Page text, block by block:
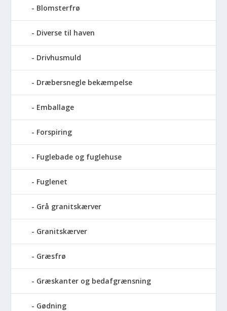
Blomsterfrø
Diverse til haven
Drivhusmuld
Dræbersnegle bekæmpelse
Emballage
Forspiring
Fuglebade og fuglehuse
Fuglenet
Grå granitskærver
Granitskærver
Græsfrø
Græskanter og bedafgrænsning
Gødning